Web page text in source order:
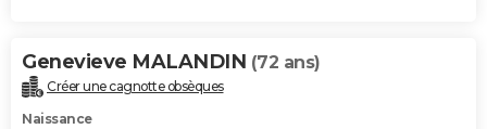
Genevieve MALANDIN (72 ans)
Créer une cagnotte obsèques
Naissance